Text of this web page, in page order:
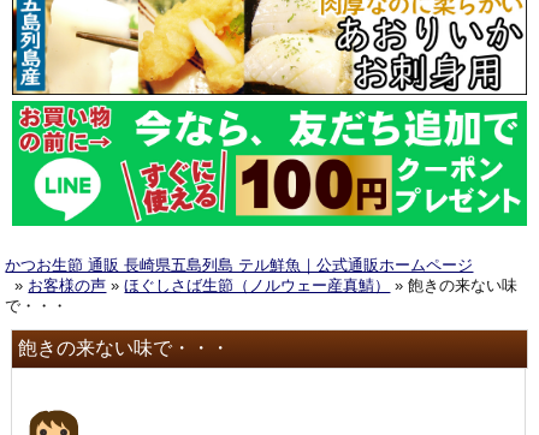
かつお生節 通販 長崎県五島列島 テル鮮魚｜公式通販ホームページ
» お客様の声 »ほぐしさば生節（ノルウェー産真鯖）
» 飽きの来ない味
で・・・
飽きの来ない味で・・・